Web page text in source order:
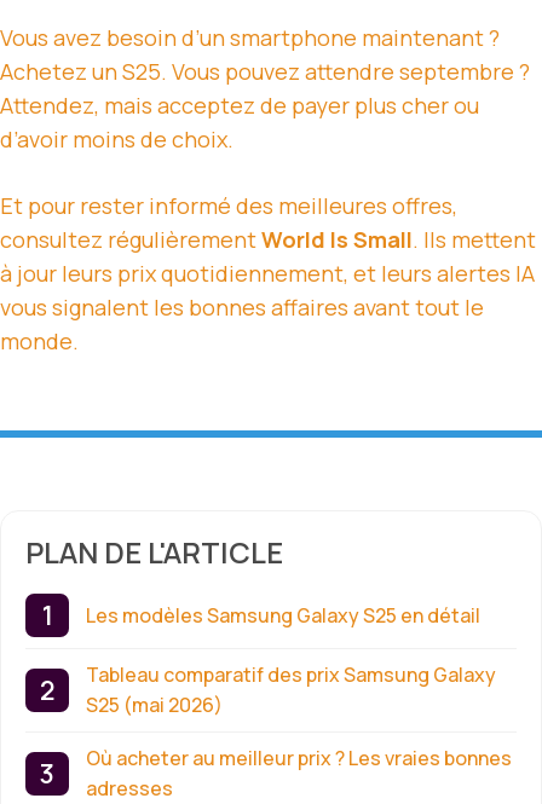
Vous avez besoin d’un smartphone maintenant ?
Achetez un S25. Vous pouvez attendre septembre ?
Attendez, mais acceptez de payer plus cher ou
d’avoir moins de choix.
Et pour rester informé des meilleures offres,
consultez régulièrementWorld Is Small. Ils mettent
à jour leurs prix quotidiennement, et leurs alertes IA
vous signalent les bonnes affaires avant tout le
monde.
PLAN DE L'ARTICLE
Les modèles Samsung Galaxy S25 en détail
Tableau comparatif des prix Samsung Galaxy
S25 (mai 2026)
Où acheter au meilleur prix ? Les vraies bonnes
adresses